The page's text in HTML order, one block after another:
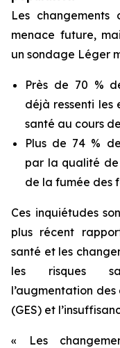
Les changements
menace future,
un sondage Léger
Près de 70 %
déjà ressenti les
santé au cours
Plus de 74 %
par la qualité de
de la fumée des
Ces inquiétudes
plus récent
santé et les
les risques
l’augmentation
(GES) et
« Les